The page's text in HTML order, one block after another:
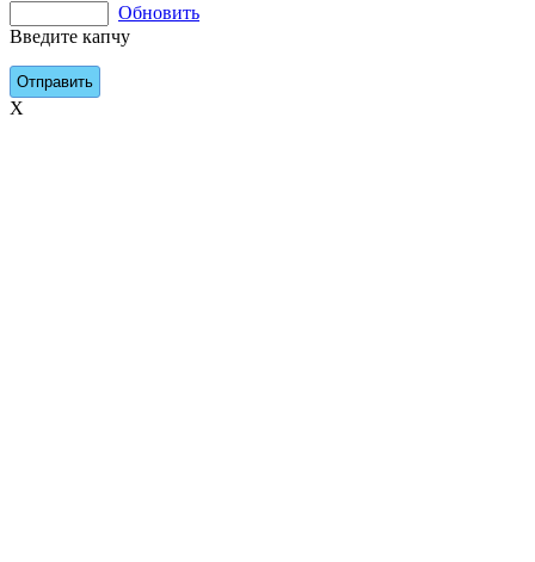
Обновить
Введите капчу
X